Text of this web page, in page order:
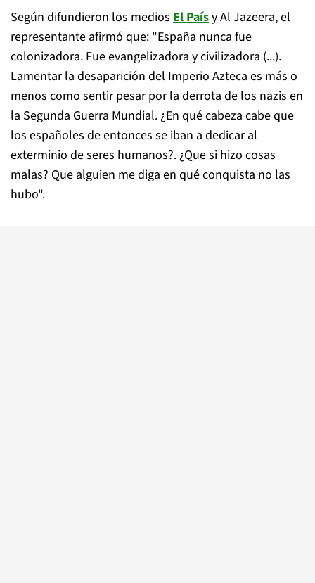
Según difundieron los medios El Paísy Al Jazeera, el
representante afirmó que: "España nunca fue
colonizadora. Fue evangelizadora y civilizadora (...).
Lamentar la desaparición del Imperio Azteca es más o
menos como sentir pesar por la derrota de los nazis en
la Segunda Guerra Mundial. ¿En qué cabeza cabe que
los españoles de entonces se iban a dedicar al
exterminio de seres humanos?. ¿Que si hizo cosas
malas? Que alguien me diga en qué conquista no las
hubo".